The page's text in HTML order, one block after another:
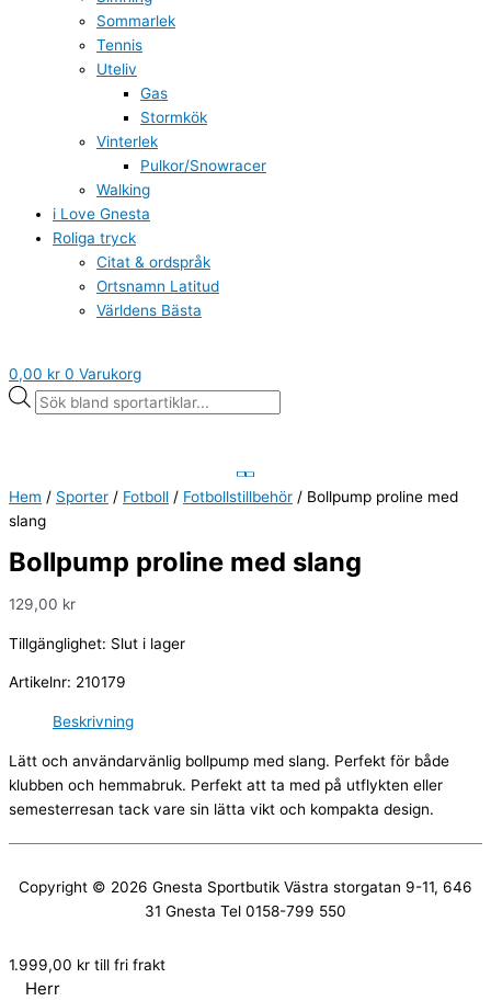
Sommarlek
Tennis
Uteliv
Gas
Stormkök
Vinterlek
Pulkor/Snowracer
Walking
i Love Gnesta
Roliga tryck
Citat & ordspråk
Ortsnamn Latitud
Världens Bästa
0,00 kr 0 Varukorg
Hem / Sporter / Fotboll / Fotbollstillbehör / Bollpump proline med
slang
Bollpump proline med slang
129,00 kr
Tillgänglighet: Slut i lager
Artikelnr: 210179
Beskrivning
Lätt och användarvänlig bollpump med slang. Perfekt för både
klubben och hemmabruk. Perfekt att ta med på utflykten eller
semesterresan tack vare sin lätta vikt och kompakta design.
Copyright © 2026 Gnesta Sportbutik Västra storgatan 9-11, 646
31 Gnesta Tel 0158-799 550
1.999,00 kr till fri frakt
Herr